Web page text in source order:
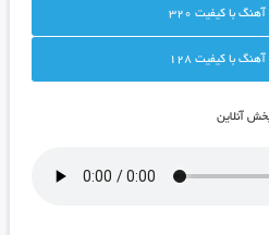
با کيفيت 320
آهنگ با کيفيت 128
آنلاين